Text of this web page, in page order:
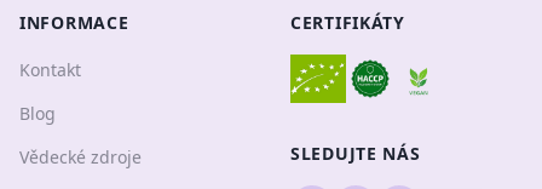
INFORMACE
Kontakt
Blog
Vědecké zdroje
CERTIFIKÁTY
SLEDUJTE NÁS